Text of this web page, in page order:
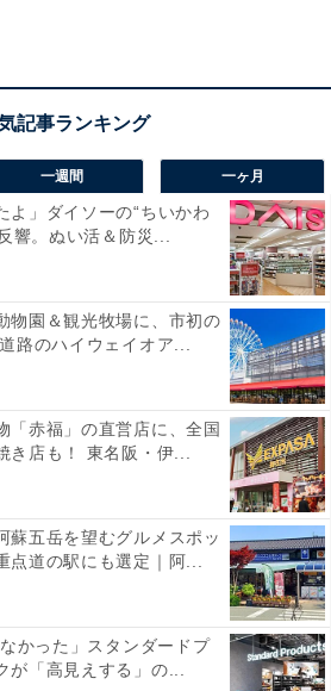
グルオリジンチョコレート」
一週間 一ヶ月
よ」ダイソーの“ちいかわ
響。ぬい活＆防災...
物園＆観光牧場に、市初の
路のハイウェイオア...
「赤福」の直営店に、全国
き店も！ 東名阪・伊...
蘇五岳を望むグルメスポッ
点道の駅にも選定｜阿...
かった」スタンダードプ
が「高見えする」の...